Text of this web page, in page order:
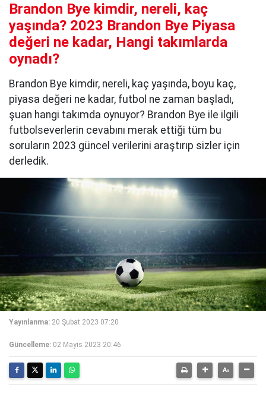
Brandon Bye kimdir, nereli, kaç
yaşında? 2023 Brandon Bye Piyasa
değeri ne kadar, Hangi takımlarda
oynadı?
Brandon Bye kimdir, nereli, kaç yaşında, boyu kaç,
piyasa değeri ne kadar, futbol ne zaman başladı,
şuan hangi takımda oynuyor? Brandon Bye ile ilgili
futbolseverlerin cevabını merak ettiği tüm bu
soruların 2023 güncel verilerini araştırıp sizler için
derledik.
Yayınlanma: 20 Şubat 2023 07:20
Güncelleme: 02 Mayıs 2023 20:46